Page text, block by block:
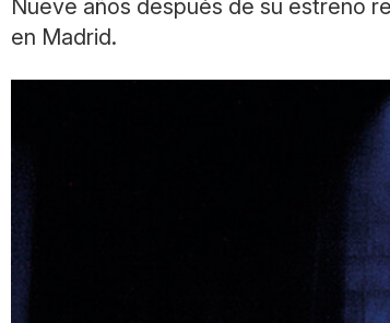
Nueve años después de su estreno
en Madrid.